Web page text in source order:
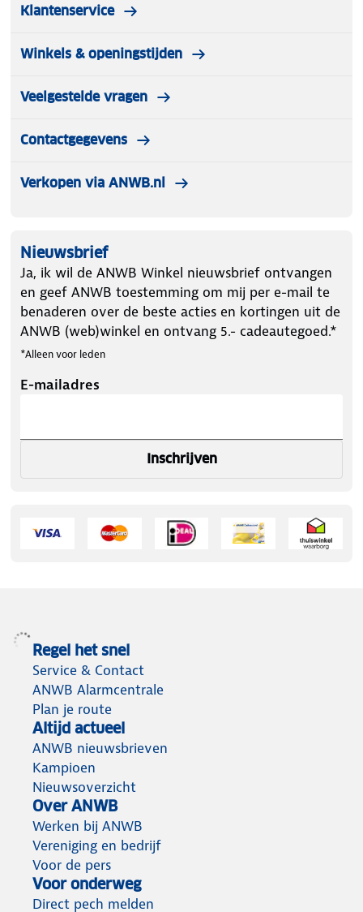
Klantenservice
Winkels & openingstijden
Veelgestelde vragen
Contactgegevens
Verkopen via ANWB.nl
Nieuwsbrief
Ja, ik wil de ANWB Winkel nieuwsbrief ontvangen
en geef ANWB toestemming om mij per e-mail te
benaderen over de beste acties en kortingen uit de
ANWB (web)winkel en ontvang 5.- cadeautegoed.*
*Alleen voor leden
E-mailadres
Inschrijven
Regel het snel
Service & Contact
ANWB Alarmcentrale
Plan je route
Altijd actueel
ANWB nieuwsbrieven
Kampioen
Nieuwsoverzicht
Over ANWB
Werken bij ANWB
Vereniging en bedrijf
Voor de pers
Voor onderweg
Direct pech melden